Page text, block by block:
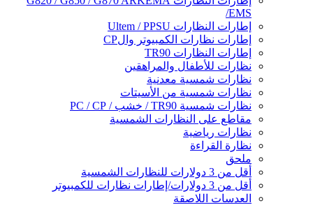
/EMS
إطارات النظارات Ultem / PPSU
إطارات نظارات الكمبيوتر والCP
إطارات النظارات TR90
نظارات للأطفال والمراهقين
نظارات شمسية معدنية
نظارات شمسية من الأسيتات
نظارات شمسية TR90 / خشب / PC / CP
مقاطع على النظارات الشمسية
نظارات رياضية
نظارة القراءة
ملحق
أقل من 3 دولارات للنظارات الشمسية
أقل من 3 دولارات/إطارات نظارات للكمبيوتر
العدسات اللاصقة